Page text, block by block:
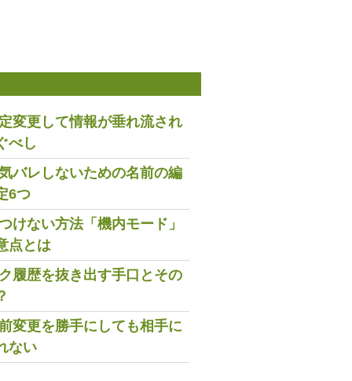
変更して情報が垂れ流され
べし
バレしないための名前の編
6つ
けない方法「機内モード」
点とは
履歴を抜き出す手口とその
変更を勝手にしても相手に
ない